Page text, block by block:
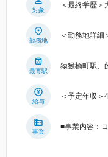
対象
＜最終学歴
勤務地
＜勤務地詳
最寄駅
猿猴橋町駅、
給与
＜予定年収
事業
■事業内容：